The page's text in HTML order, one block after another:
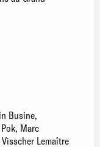
Busine
Marc
Lemaître